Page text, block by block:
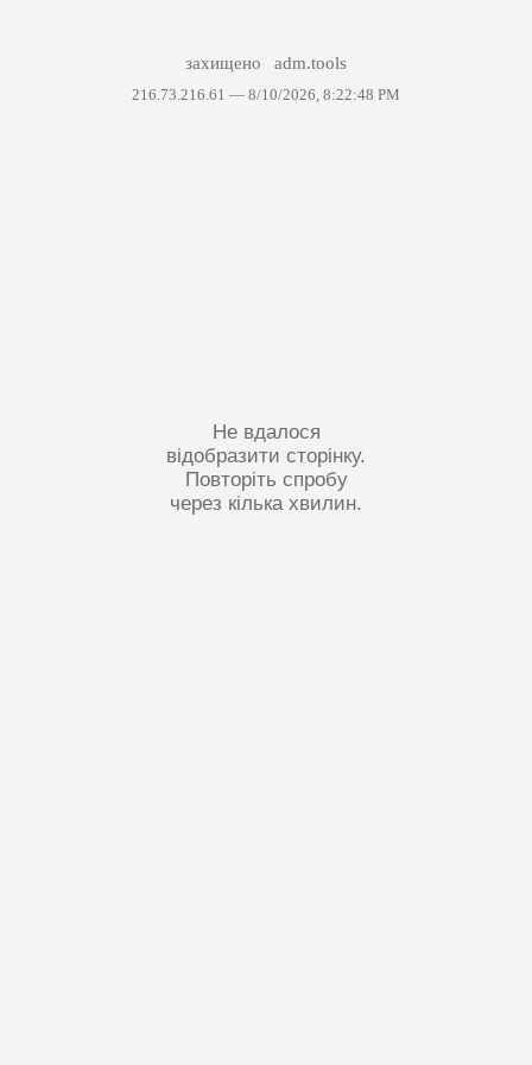
захищено adm.tools
216.73.216.61 — 8/10/2026, 8:22:48 PM
Не вдалося
відобразити сторінку.
Повторіть спробу
через кілька хвилин.